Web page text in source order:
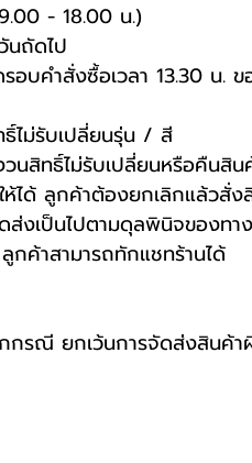
- 18.00 น.)
นถัดไป
บคำสั่งซื้อเวลา 13.30 น.
ไม่รับเปลี่ยนรุ่น / สี
สิทธิ์ไม่รับเปลี่ยนหรือคืนสิน
ได้ ลูกค้าต้องยกเลิกแล้วสั่งสิ
งเป็นไปตามดุลพินิจของทา
ค้าสามารถทักแชทร้านได้
กกรณี ยกเว้นการจัดส่งสิน